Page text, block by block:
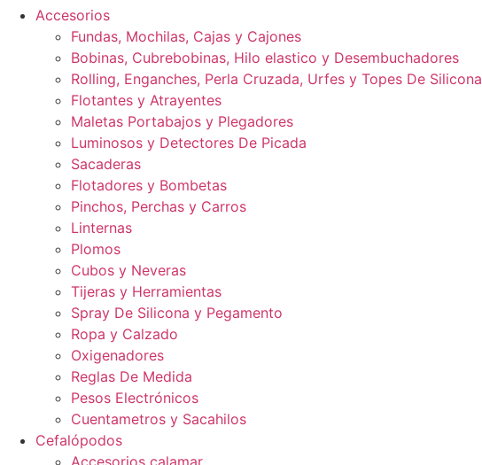
Accesorios
Fundas, Mochilas, Cajas y Cajones
Bobinas, Cubrebobinas, Hilo elastico y Desembuchadores
Rolling, Enganches, Perla Cruzada, Urfes y Topes De Silicona
Flotantes y Atrayentes
Maletas Portabajos y Plegadores
Luminosos y Detectores De Picada
Sacaderas
Flotadores y Bombetas
Pinchos, Perchas y Carros
Linternas
Plomos
Cubos y Neveras
Tijeras y Herramientas
Spray De Silicona y Pegamento
Ropa y Calzado
Oxigenadores
Reglas De Medida
Pesos Electrónicos
Cuentametros y Sacahilos
Cefalópodos
Accesorios calamar